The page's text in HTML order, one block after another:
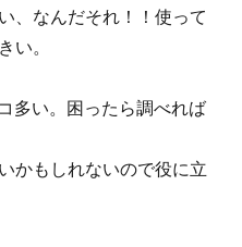
、なんだそれ！！使って
い。
多い。困ったら調べれば
かもしれないので役に立